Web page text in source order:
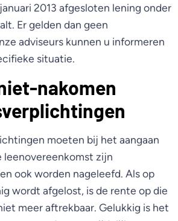
2013 afgesloten lening onder
Er gelden dan geen
adviseurs kunnen u informeren
situatie.
nakomen
moeten bij het aangaan
leenovereenkomst zijn
ook worden nageleefd. Als op
wordt afgelost, is de rente op die
meer aftrekbaar. Gelukkig is het